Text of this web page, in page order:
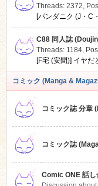
Threads: 2372,
[パンダニク (J・C
C88 同人誌
Threads: 1184,
[F宅 (安間)] イヤだ
コミック (Manga &
コミック誌 分章
コミック誌
Comic ONE 話